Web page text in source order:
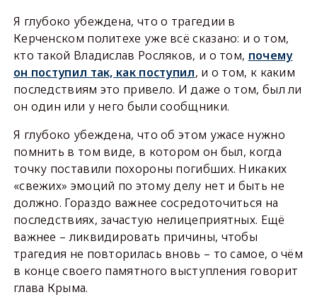
Я глубоко убеждена, что о трагедии в
Керченском политехе уже всё сказано: и о том,
кто такой Владислав Росляков, и о том, почему
он поступил так, как поступил, и о том, к каким
последствиям это привело. И даже о том, был ли
он один или у него были сообщники.
Я глубоко убеждена, что об этом ужасе нужно
помнить в том виде, в котором он был, когда
точку поставили похороны погибших. Никаких
«свежих» эмоций по этому делу нет и быть не
должно. Гораздо важнее сосредоточиться на
последствиях, зачастую нелицеприятных. Ещё
важнее – ликвидировать причины, чтобы
трагедия не повторилась вновь – то самое, о чём
в конце своего памятного выступления говорит
глава Крыма.